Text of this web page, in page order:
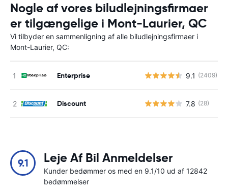
Nogle af vores biludlejningsfirmaer
er tilgængelige i Mont-Laurier, QC
Vi tilbyder en sammenligning af alle biludlejningsfirmaer i
Mont-Laurier, QC:
Enterprise 9.1 (2409)
Discount 7.8 (28)
9.1 Leje Af Bil Anmeldelser
Kunder bedømmer os med en 9.1/10 ud af 12842
bedømmelser